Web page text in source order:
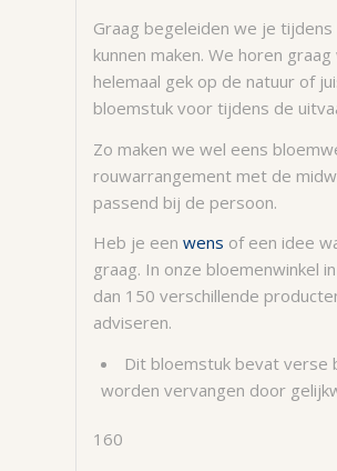
Graag begeleiden we je
kunnen maken. We horen
helemaal gek op de natuur of
bloemstuk voor tijdens de
Zo maken we wel eens
rouwarrangement met de
passend bij de persoon.
Heb je eenwens of een idee
graag. In onze bloemenwinkel
dan 150 verschillende
adviseren.
Dit bloemstuk bevat verse
worden vervangen door
160